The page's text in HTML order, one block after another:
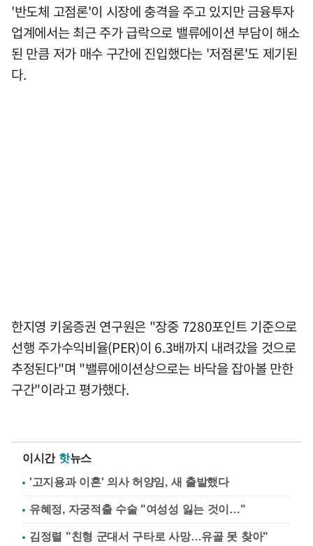
'반도체 고점론'이 시장에 충격을 주고 있지만 금융투자
업계에서는 최근 주가 급락으로 밸류에이션 부담이 해소
된 만큼 저가 매수 구간에 진입했다는 '저점론'도 제기된
다.
한지영 키움증권 연구원은 "장중 7280포인트 기준으로
선행 주가수익비율(PER)이 6.3배까지 내려갔을 것으로
추정된다"며 "밸류에이션상으로는 바닥을 잡아볼 만한
구간"이라고 평가했다.
이시간 핫뉴스
'고지용과 이혼' 의사 허양임, 새 출발했다
유혜정, 자궁적출 수술 "여성성 잃는 것이…"
김정렬 "친형 군대서 구타로 사망…유골 못 찾아"